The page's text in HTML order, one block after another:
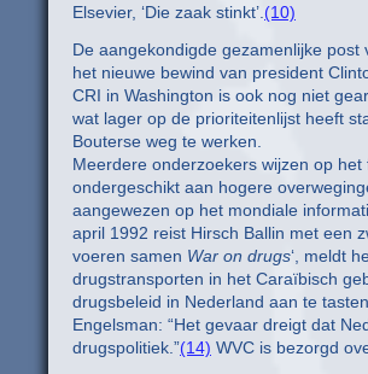
Elsevier, ‘Die zaak stinkt’. (10)
De aangekondigde gezamenlijke
het nieuwe bewind van president
CRI in Washington is ook nog niet
wat lager op de prioriteitenlijst heeft
Bouterse weg te werken.
Meerdere onderzoekers wijzen op
ondergeschikt aan hogere
aangewezen op het mondiale
april 1992 reist Hirsch Ballin met een
voeren samen War on drugs‘, meldt
drugstransporten in het Caraïbisch
drugsbeleid in Nederland aan te
Engelsman: “Het gevaar dreigt dat
drugspolitiek.”(14) WVC is bezorgd